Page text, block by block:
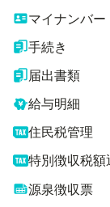
マイナンバー
手続き
届出書類
給与明細
住民税管理
特別徴収税
源泉徴収票